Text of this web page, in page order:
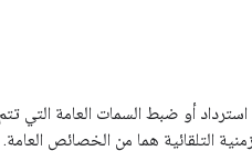
أو ضبط السمات العامة التي
التلقائية هما من الخصائص العامة.